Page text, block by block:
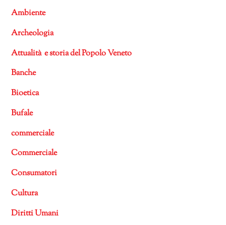
Ambiente
Archeologia
Attualità e storia del Popolo Veneto
Banche
Bioetica
Bufale
commerciale
Commerciale
Consumatori
Cultura
Diritti Umani